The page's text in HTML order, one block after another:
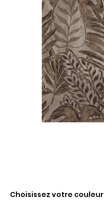
Choisissez votre couleur